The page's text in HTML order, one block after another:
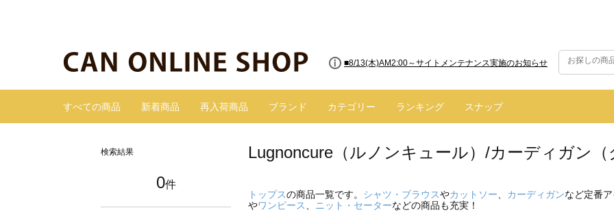
■8/13(木)AM2:00～サイトメンテナンス実施のお知らせ
すべての商品 新着商品 再入荷商品 ブランド カテゴリー ランキング スナップ
検索結果
0件
Lugnoncure（ルノンキュール）/カーディガン（
トップスの商品一覧です。 シャツ・ブラウスやカットソー カーディガンなど定番
やワンピース ニット・セーターなどの商品も充実！